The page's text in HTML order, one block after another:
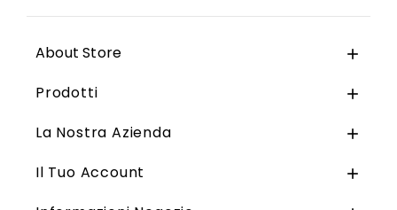
About Store 
Prodotti 
La Nostra Azienda 
Il Tuo Account 